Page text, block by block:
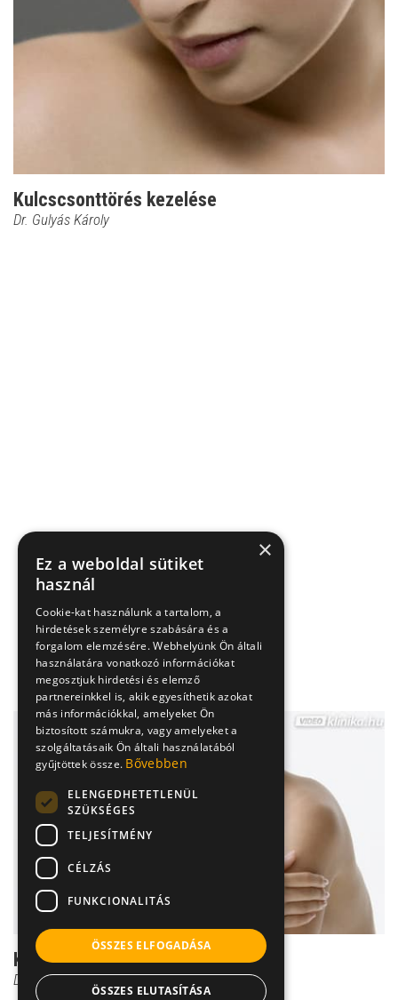
Kulcscsonttörés kezelése
Dr. Gulyás Károly
Kulcscsonttörés diagnózisa
Dr. Gulyás Károly
×
Ez a weboldal sütiket
használ
Cookie-kat használunk a tartalom, a
hirdetések személyre szabására és a
forgalom elemzésére. Webhelyünk Ön általi
használatára vonatkozó információkat
megosztjuk hirdetési és elemző
partnereinkkel is, akik egyesíthetik azokat
más információkkal, amelyeket Ön
biztosított számukra, vagy amelyeket a
szolgáltatásaik Ön általi használatából
gyűjtöttek össze. Bővebben
ELENGEDHETETLENÜL
SZÜKSÉGES
TELJESÍTMÉNY
CÉLZÁS
FUNKCIONALITÁS
ÖSSZES ELFOGADÁSA
ÖSSZES ELUTASÍTÁSA